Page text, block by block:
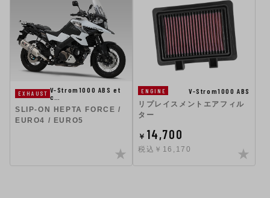
EXHAUST V-Strom1000 ABS et
c…
SLIP-ON HEPTA FORCE /
EURO4 / EURO5
ENGINE
V-Strom1000 ABS
リプレイスメントエアフィル
ター
￥ 14,700
税込￥16,170